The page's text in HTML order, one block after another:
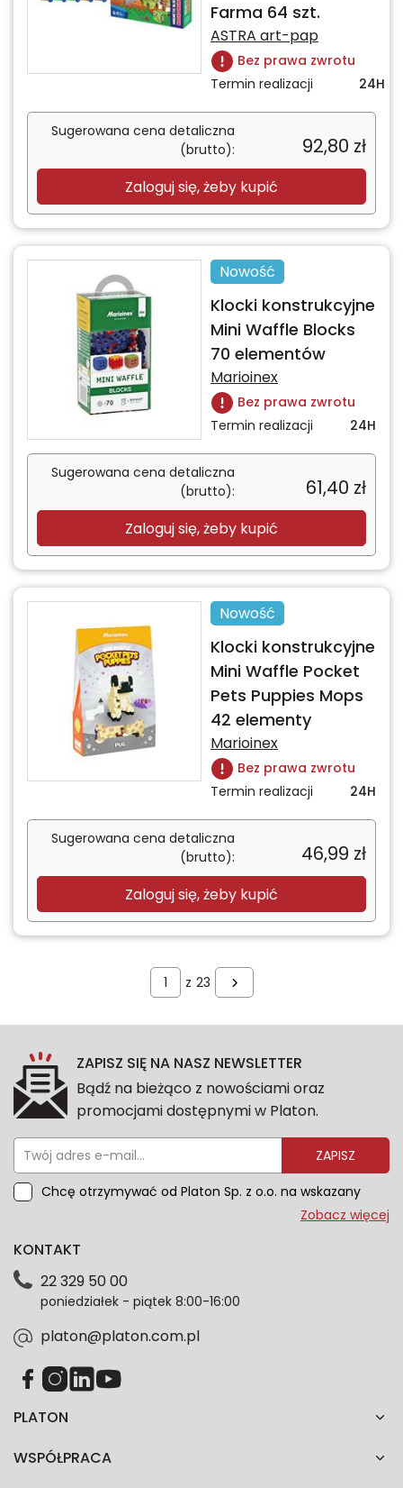
Farma 64 szt.
ASTRA art-pap
Bez prawa zwrotu
Termin realizacji
24H
Sugerowana cena detaliczna
(brutto):
92,80 zł
Zaloguj się, żeby kupić
Nowość
Klocki konstrukcyjne
Mini Waffle Blocks
70 elementów
Marioinex
Bez prawa zwrotu
Termin realizacji
24H
Sugerowana cena detaliczna
(brutto):
61,40 zł
Zaloguj się, żeby kupić
Nowość
Klocki konstrukcyjne
Mini Waffle Pocket
Pets Puppies Mops
42 elementy
Marioinex
Bez prawa zwrotu
Termin realizacji
24H
Sugerowana cena detaliczna
(brutto):
46,99 zł
Zaloguj się, żeby kupić
z 23
ZAPISZ SIĘ NA NASZ NEWSLETTER
Bądź na bieżąco z nowościami oraz
promocjami dostępnymi w Platon.
ZAPISZ
Chcę otrzymywać od Platon Sp. z o.o. na wskazany
przeze mnie adres e-mail informacje marketingowe
dotyczące danych osobowych znajdziesz w naszej
każdym czasie. Wycofanie zgody nie wpłynie na
zgodność z prawem przetwarzania dokonanego przed
Zobacz więcej
PLATON
WSPÓŁPRACA
KONTAKT
22 329 50 00
poniedziałek - piątek 8:00-16:00
platon@platon.com.pl